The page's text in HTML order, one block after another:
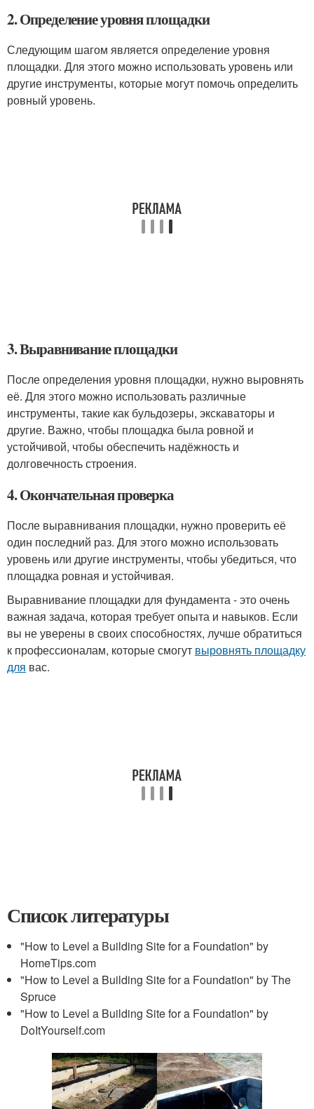
2. Определение уровня площадки
Следующим шагом является определение уровня
площадки. Для этого можно использовать уровень или
другие инструменты, которые могут помочь определить
ровный уровень.
3. Выравнивание площадки
После определения уровня площадки, нужно выровнять
её. Для этого можно использовать различные
инструменты, такие как бульдозеры, экскаваторы и
другие. Важно, чтобы площадка была ровной и
устойчивой, чтобы обеспечить надёжность и
долговечность строения.
4. Окончательная проверка
После выравнивания площадки, нужно проверить её
один последний раз. Для этого можно использовать
уровень или другие инструменты, чтобы убедиться, что
площадка ровная и устойчивая.
Выравнивание площадки для фундамента - это очень
важная задача, которая требует опыта и навыков. Если
вы не уверены в своих способностях, лучше обратиться
к профессионалам, которые смогут выровнять площадку
для вас.
Список литературы
"How to Level a Building Site for a Foundation" by
HomeTips.com
"How to Level a Building Site for a Foundation" by The
Spruce
"How to Level a Building Site for a Foundation" by
DoItYourself.com